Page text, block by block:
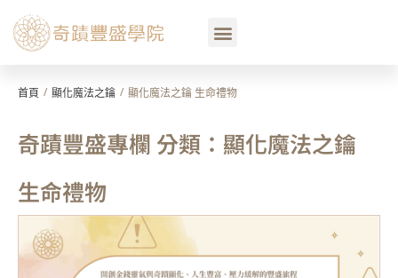
首頁 / 顯化魔法之鑰 / 顯化魔法之鑰 生命禮物
奇蹟豐盛專欄 分類：顯化魔法之鑰
生命禮物